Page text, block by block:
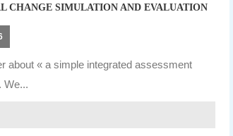
CHANGE SIMULATION AND EVALUATION
about « a simple integrated assessment
We...